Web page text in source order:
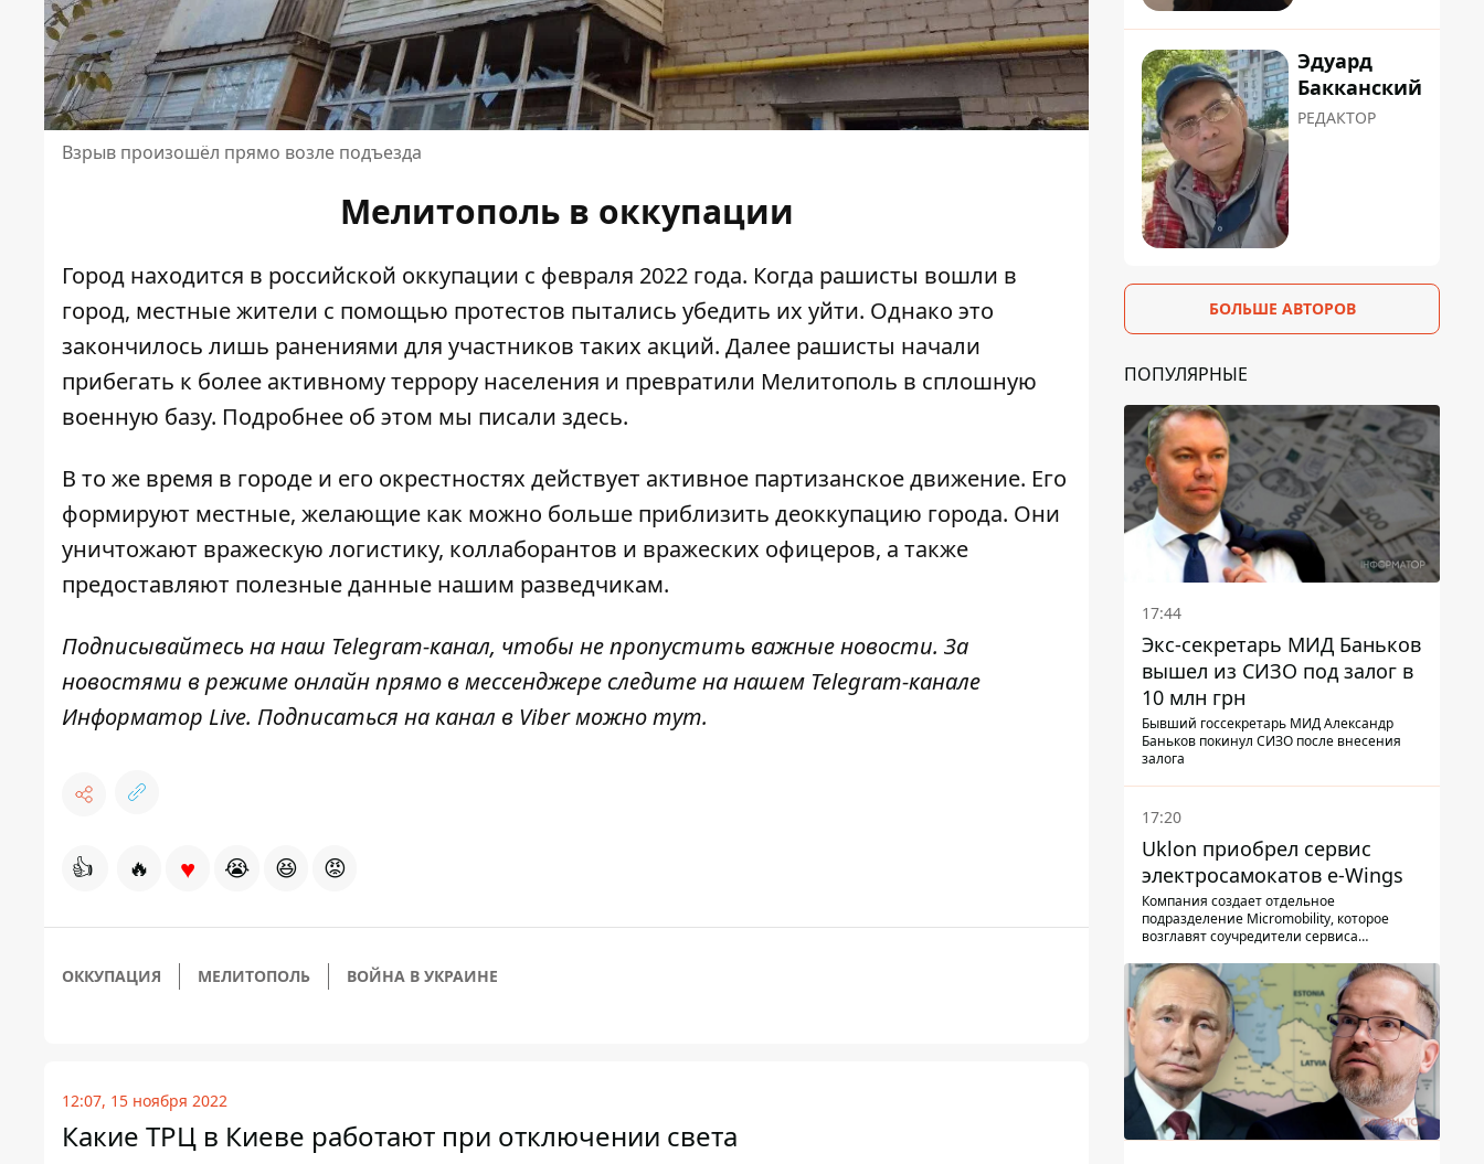
Взрыв произошёл прямо возле подъезда
Мелитополь в оккупации
Город находится в российской оккупации с февраля 2022 года. Когда рашисты вошли в
город, местные жители с помощью протестов пытались убедить их уйти. Однако это
закончилось лишь ранениями для участников таких акций. Далее рашисты начали
прибегать к более активному террору населения и превратили Мелитополь в сплошную
военную базу. Подробнее об этом мы писали здесь.
В то же время в городе и его окрестностях действует активное партизанское движение. Его
формируют местные, желающие как можно больше приблизить деоккупацию города. Они
уничтожают вражескую логистику, коллаборантов и вражеских офицеров, а также
предоставляют полезные данные нашим разведчикам.
Подписывайтесь на наш Telegram-канал, чтобы не пропустить важные новости. За
новостями в режиме онлайн прямо в мессенджере следите на нашем Telegram-канале
Информатор Live. Подписаться на канал в Viber можнотут.
👍 🔥 ♥ 😭 😆 😡
ОККУПАЦИЯ МЕЛИТОПОЛЬ ВОЙНА В УКРАИНЕ
12:07, 15 ноября 2022
Какие ТРЦ в Киеве работают при отключении света
Эдуард
Бакканский
РЕДАКТОР
БОЛЬШЕ АВТОРОВ
ПОПУЛЯРНЫЕ
17:44
Экс-секретарь МИД Баньков
вышел из СИЗО под залог в
10 млн грн
Бывший госсекретарь МИД Александр
Баньков покинул СИЗО после внесения
залога
17:20
Uklon приобрел сервис
электросамокатов e-Wings
Компания создает отдельное
подразделение Micromobility, которое
возглавят соучредители сервиса